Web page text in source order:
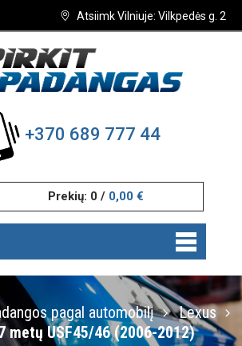
Atsiimk Vilniuje: Vilkpedės g. 2
+370 689 777 44
Prekių: 0 / 0,00 €
pagal automobilį
Lexus
metų USF45/46 (2006-2012)